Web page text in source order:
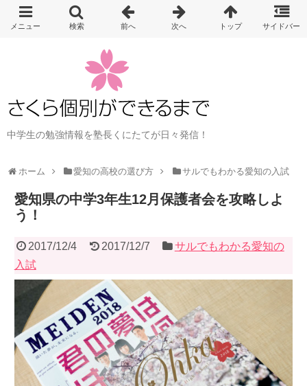
中学生の勉強情報を塾長くにたてが日々発信！
ホーム 愛知の高校の選び方 サルでもわかる愛知の入試
愛知県の中学3年生12月保護者会を攻略しよ
う！
2017/12/4 2017/12/7
サルでもわかる愛知の
入試